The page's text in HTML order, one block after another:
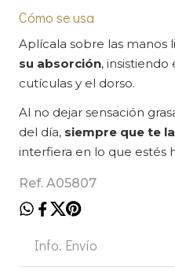
Cómo se usa
Aplícala sobre las manos
su absorción, insistiendo
cutículas y el dorso.
Al no dejar sensación
del día, siempre que te
interfiera en lo que estés
Ref. A05807
Info. Envío